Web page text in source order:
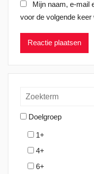
Mijn naam, e-mail
voor de volgende
Doelgroep
1+
4+
6+